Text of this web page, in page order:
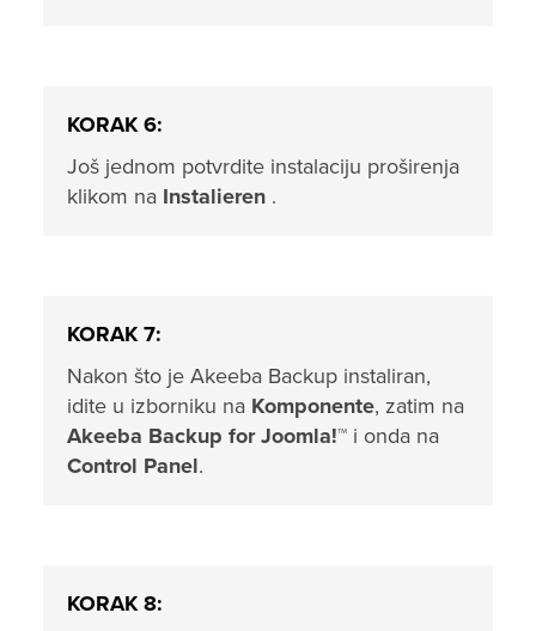
KORAK 6:
Još jednom potvrdite instalaciju proširenja
klikom na Instalieren .
KORAK 7:
Nakon što je Akeeba Backup instaliran,
idite u izborniku na Komponente, zatim na
Akeeba Backup for Joomla!™ i onda na
Control Panel.
KORAK 8: